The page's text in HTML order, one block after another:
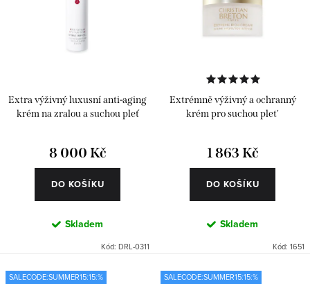
Extra výživný luxusní anti-aging
krém na zralou a suchou pleť
8 000 Kč
DO KOŠÍKU
Skladem
Kód: DRL-0311
Extrémně výživný a ochranný
krém pro suchou plet'
1 863 Kč
DO KOŠÍKU
Skladem
Kód: 1651
SALECODE:SUMMER15:15:% SALECODE:SUMMER15:15:%